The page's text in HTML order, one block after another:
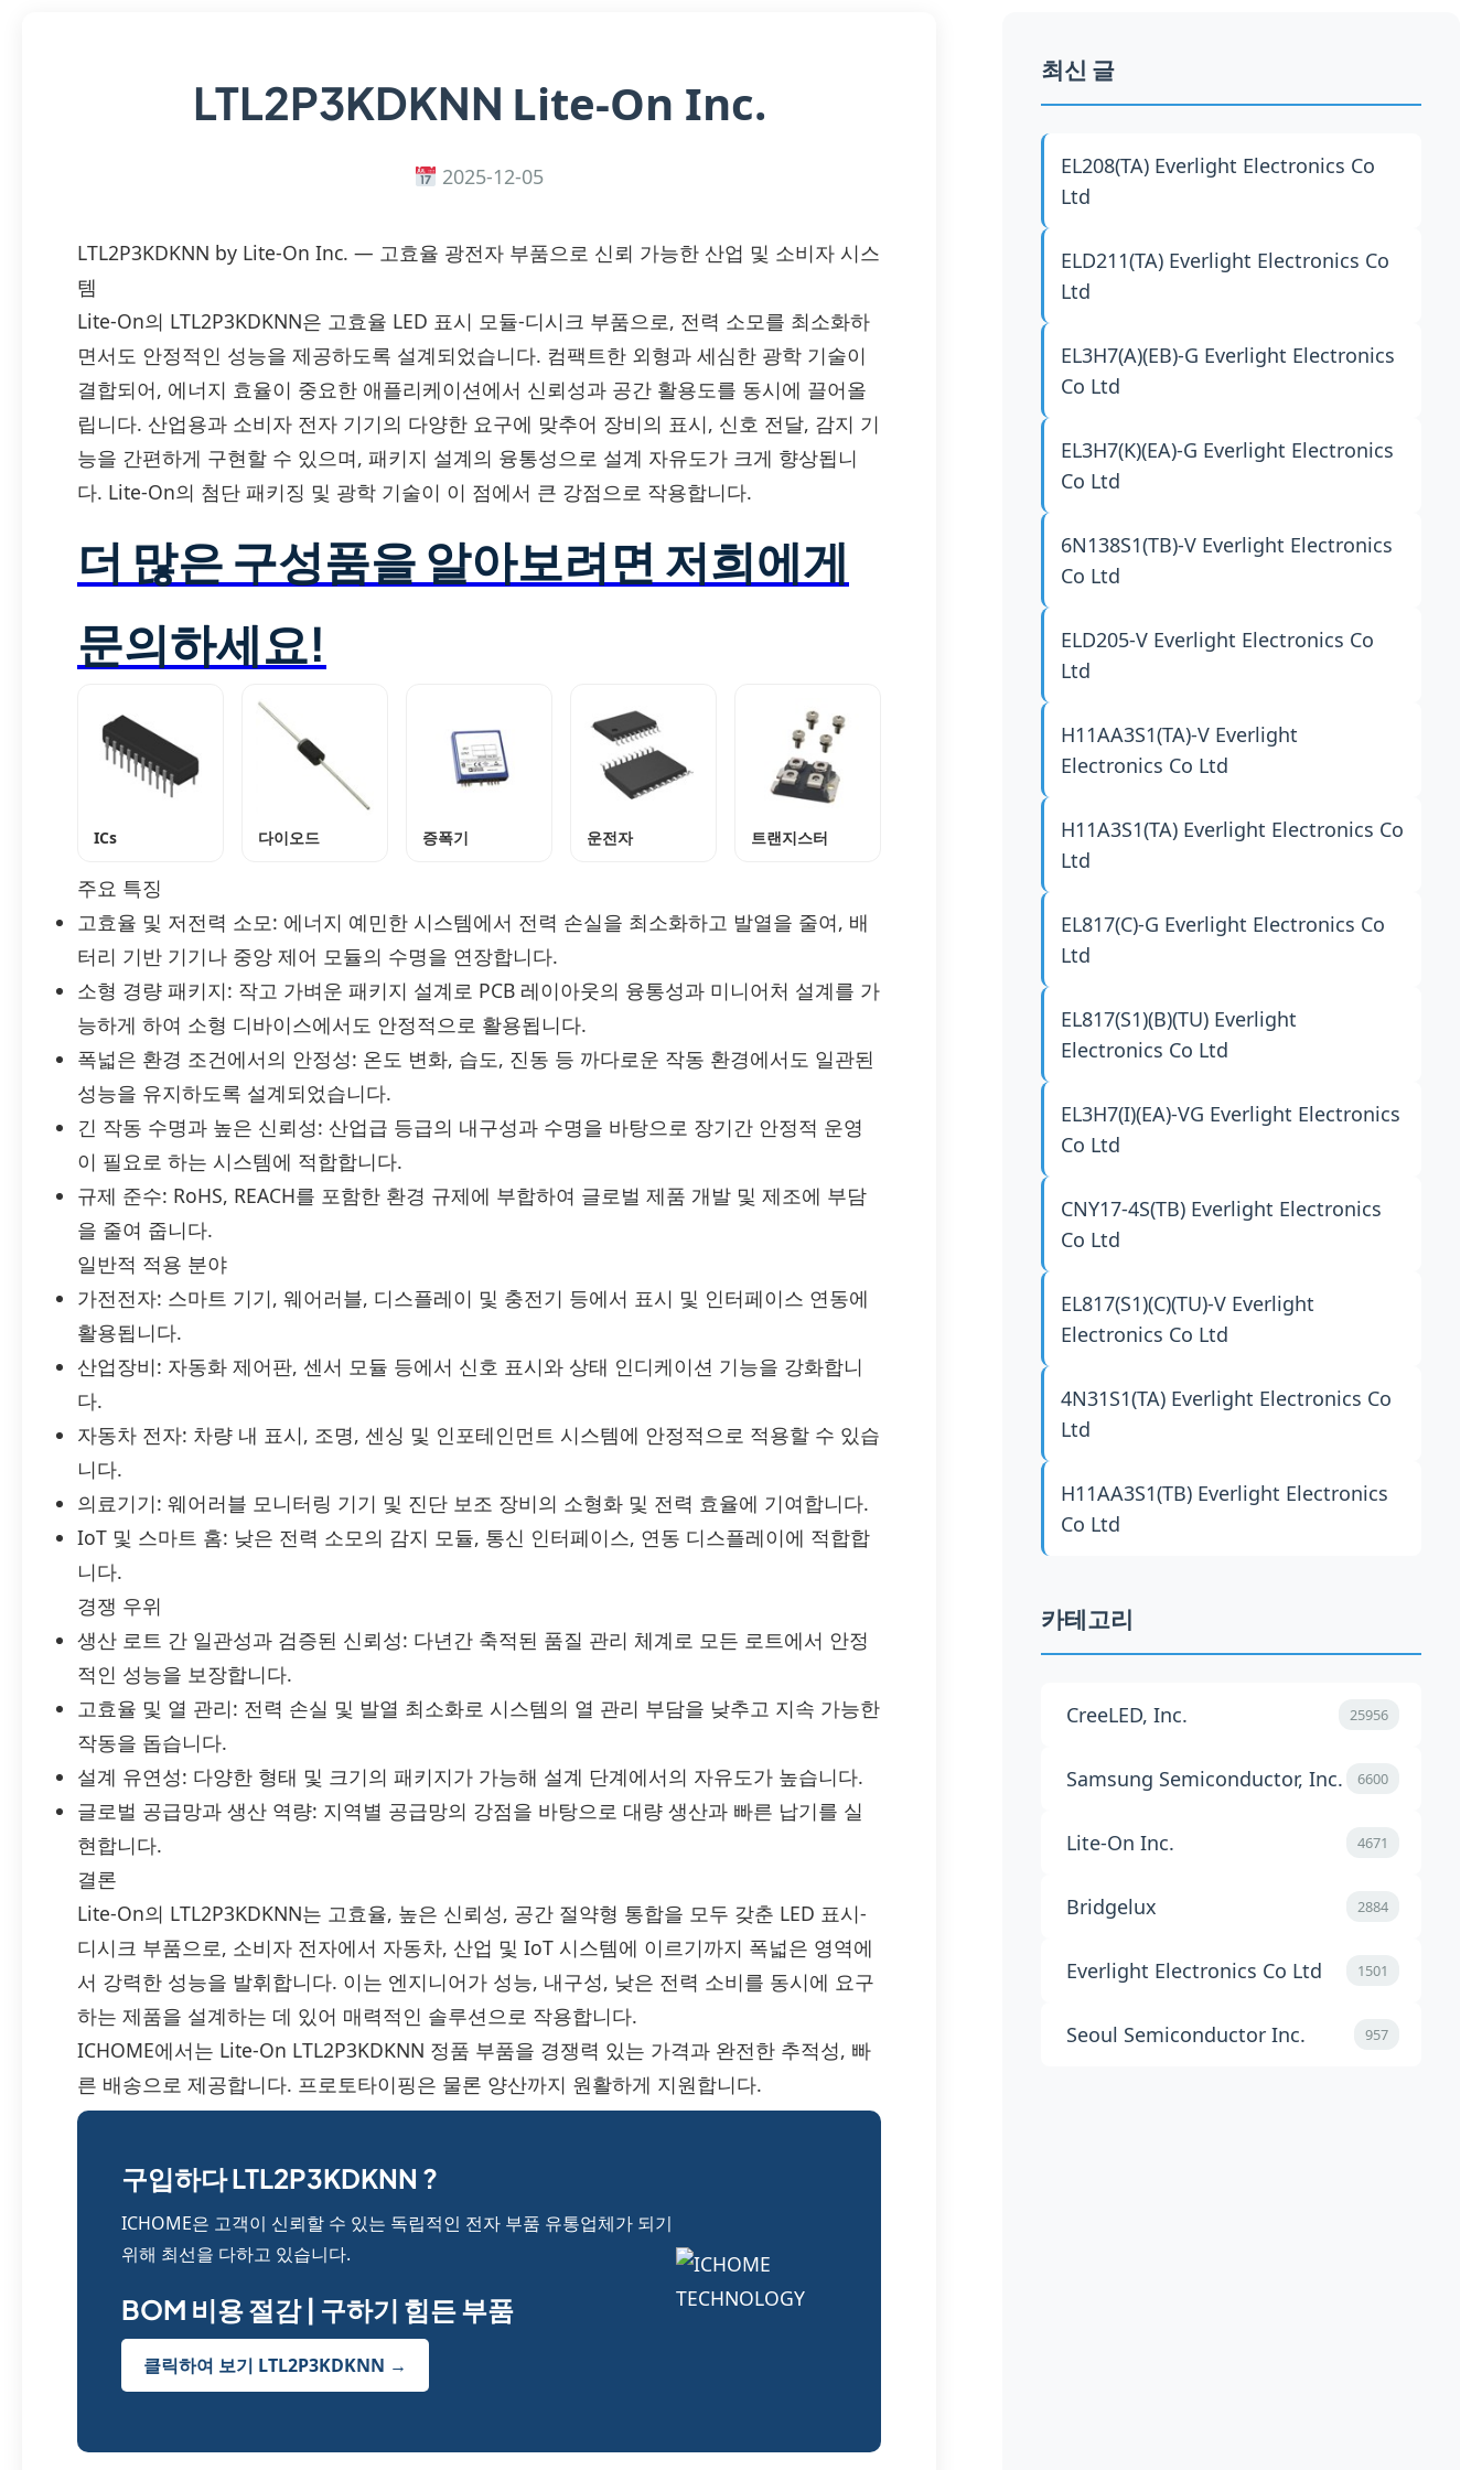
LTL2P3KDKNN Lite-On Inc.
2025-12-05
LTL2P3KDKNN by Lite-On Inc. — 고효율 광전자 부품으로 신뢰 가능한 산업 및 소비자 시스
템
Lite-On의 LTL2P3KDKNN은 고효율 LED 표시 모듈-디시크 부품으로, 전력 소모를 최소화하
면서도 안정적인 성능을 제공하도록 설계되었습니다. 컴팩트한 외형과 세심한 광학 기술이
결합되어, 에너지 효율이 중요한 애플리케이션에서 신뢰성과 공간 활용도를 동시에 끌어올
립니다. 산업용과 소비자 전자 기기의 다양한 요구에 맞추어 장비의 표시, 신호 전달, 감지 기
능을 간편하게 구현할 수 있으며, 패키지 설계의 융통성으로 설계 자유도가 크게 향상됩니
다. Lite-On의 첨단 패키징 및 광학 기술이 이 점에서 큰 강점으로 작용합니다.
더 많은 구성품을 알아보려면 저희에게
문의하세요!
ICs 다이오드 증폭기 운전자 트랜지스터
주요 특징
고효율 및 저전력 소모: 에너지 예민한 시스템에서 전력 손실을 최소화하고 발열을 줄여, 배
터리 기반 기기나 중앙 제어 모듈의 수명을 연장합니다.
소형 경량 패키지: 작고 가벼운 패키지 설계로 PCB 레이아웃의 융통성과 미니어처 설계를 가
능하게 하여 소형 디바이스에서도 안정적으로 활용됩니다.
폭넓은 환경 조건에서의 안정성: 온도 변화, 습도, 진동 등 까다로운 작동 환경에서도 일관된
성능을 유지하도록 설계되었습니다.
긴 작동 수명과 높은 신뢰성: 산업급 등급의 내구성과 수명을 바탕으로 장기간 안정적 운영
이 필요로 하는 시스템에 적합합니다.
규제 준수: RoHS, REACH를 포함한 환경 규제에 부합하여 글로벌 제품 개발 및 제조에 부담
을 줄여 줍니다.
일반적 적용 분야
가전전자: 스마트 기기, 웨어러블, 디스플레이 및 충전기 등에서 표시 및 인터페이스 연동에
활용됩니다.
산업장비: 자동화 제어판, 센서 모듈 등에서 신호 표시와 상태 인디케이션 기능을 강화합니
다.
자동차 전자: 차량 내 표시, 조명, 센싱 및 인포테인먼트 시스템에 안정적으로 적용할 수 있습
니다.
의료기기: 웨어러블 모니터링 기기 및 진단 보조 장비의 소형화 및 전력 효율에 기여합니다.
IoT 및 스마트 홈: 낮은 전력 소모의 감지 모듈, 통신 인터페이스, 연동 디스플레이에 적합합
니다.
경쟁 우위
생산 로트 간 일관성과 검증된 신뢰성: 다년간 축적된 품질 관리 체계로 모든 로트에서 안정
적인 성능을 보장합니다.
고효율 및 열 관리: 전력 손실 및 발열 최소화로 시스템의 열 관리 부담을 낮추고 지속 가능한
작동을 돕습니다.
설계 유연성: 다양한 형태 및 크기의 패키지가 가능해 설계 단계에서의 자유도가 높습니다.
글로벌 공급망과 생산 역량: 지역별 공급망의 강점을 바탕으로 대량 생산과 빠른 납기를 실
현합니다.
결론
Lite-On의 LTL2P3KDKNN는 고효율, 높은 신뢰성, 공간 절약형 통합을 모두 갖춘 LED 표시-
디시크 부품으로, 소비자 전자에서 자동차, 산업 및 IoT 시스템에 이르기까지 폭넓은 영역에
서 강력한 성능을 발휘합니다. 이는 엔지니어가 성능, 내구성, 낮은 전력 소비를 동시에 요구
하는 제품을 설계하는 데 있어 매력적인 솔루션으로 작용합니다.
ICHOME에서는 Lite-On LTL2P3KDKNN 정품 부품을 경쟁력 있는 가격과 완전한 추적성, 빠
른 배송으로 제공합니다. 프로토타이핑은 물론 양산까지 원활하게 지원합니다.
구입하다 LTL2P3KDKNN ?
ICHOME은 고객이 신뢰할 수 있는 독립적인 전자 부품 유통업체가 되기
위해 최선을 다하고 있습니다.
BOM 비용 절감 | 구하기 힘든 부품
클릭하여 보기 LTL2P3KDKNN →
최신 글
EL208(TA) Everlight Electronics Co
Ltd
ELD211(TA) Everlight Electronics Co
Ltd
EL3H7(A)(EB)-G Everlight Electronics
Co Ltd
EL3H7(K)(EA)-G Everlight Electronics
Co Ltd
6N138S1(TB)-V Everlight Electronics
Co Ltd
ELD205-V Everlight Electronics Co
Ltd
H11AA3S1(TA)-V Everlight
Electronics Co Ltd
H11A3S1(TA) Everlight Electronics Co
Ltd
EL817(C)-G Everlight Electronics Co
Ltd
EL817(S1)(B)(TU) Everlight
Electronics Co Ltd
EL3H7(I)(EA)-VG Everlight Electronics
Co Ltd
CNY17-4S(TB) Everlight Electronics
Co Ltd
EL817(S1)(C)(TU)-V Everlight
Electronics Co Ltd
4N31S1(TA) Everlight Electronics Co
Ltd
H11AA3S1(TB) Everlight Electronics
Co Ltd
카테고리
CreeLED, Inc. 25956
Samsung Semiconductor, Inc. 6600
Lite-On Inc. 4671
Bridgelux 2884
Everlight Electronics Co Ltd 1501
Seoul Semiconductor Inc. 957